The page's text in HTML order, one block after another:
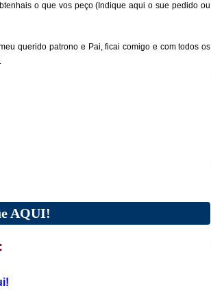
o que vos peço (Indique aqui o sue pedido ou
querido patrono e Pai, ficai comigo e com todos os
AQUI!